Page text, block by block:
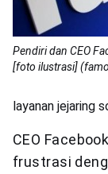
Pendiri dan CEO
[foto ilustrasi]
layanan jejaring
CEO
frustrasi